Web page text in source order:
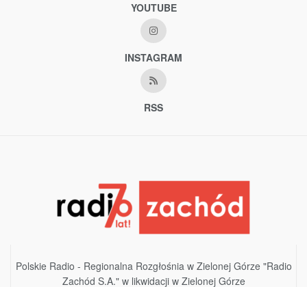
YOUTUBE
INSTAGRAM
RSS
Polskie Radio - Regionalna Rozgłośnia w Zielonej Górze "Radio
Zachód S.A." w likwidacji w Zielonej Górze